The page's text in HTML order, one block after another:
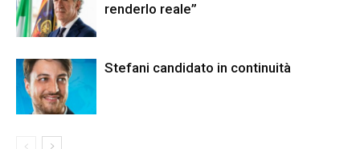
renderlo reale”
Stefani candidato in continuità